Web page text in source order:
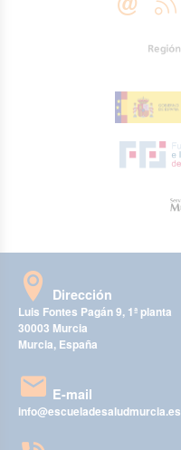
Dirección
Luis Fontes Pagán 9, 1ª planta
30003 Murcia
Murcia, España
E-mail
info@escueladesaludmurcia.es